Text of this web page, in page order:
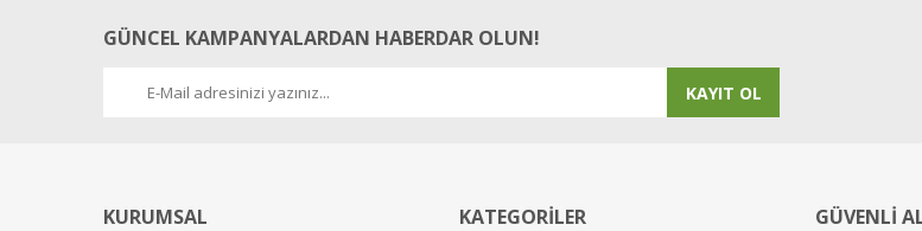
GÜNCEL KAMPANYALARDAN HABERDAR OLUN!
KAYIT OL
KURUMSAL KATEGORİLER GÜVENLİ